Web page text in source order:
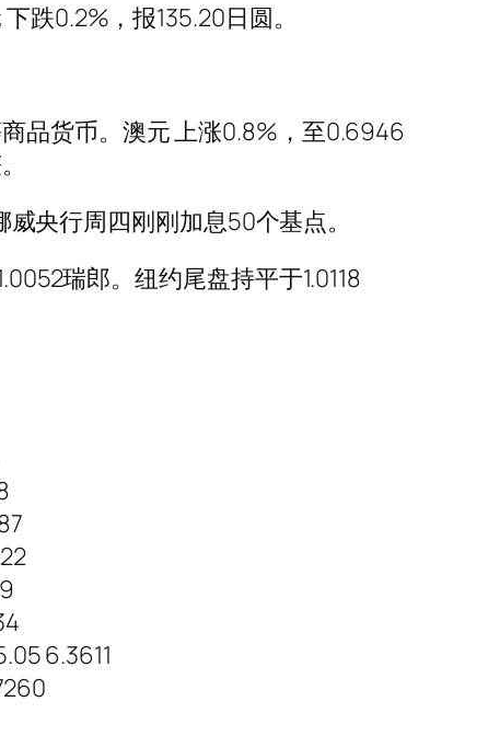
跌0.2%，报135.20日圆。
品货币。澳元 上涨0.8%，至0.6946
央行周四刚刚加息50个基点。
瑞郎。纽约尾盘持平于1.0118
6.3611